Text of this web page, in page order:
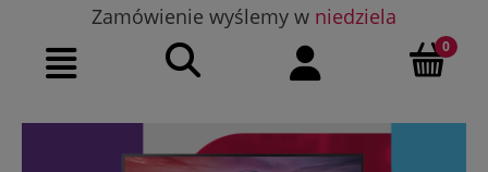
Zamówienie wyślemy w niedziela